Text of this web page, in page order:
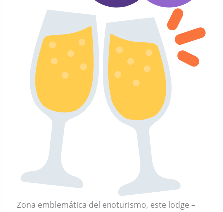
Zona emblemática del enoturismo, este lodge –